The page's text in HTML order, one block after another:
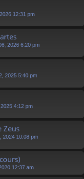
12:31 pm
2026 6:20 pm
2025 5:40 pm
4:12 pm
Zeus
2024 10:08 pm
12:37 am